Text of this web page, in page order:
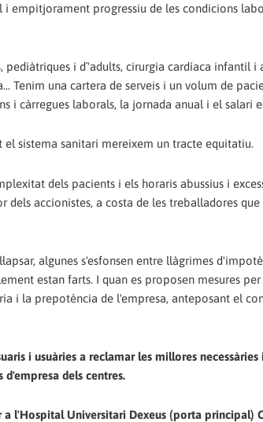
i empitjorament progressiu de les condicions
pediàtriques i d´'adults, cirurgia cardíaca
Tenim una cartera de serveis i un volum de
i càrregues laborals, la jornada anual i el salari
sistema sanitari mereixem un tracte equitatiu.
dels pacients i els horaris abussius i
dels accionistes, a costa de les treballadores
algunes s'esfonsen entre llàgrimes
estan farts. I quan es proposen mesures
i la prepotència de l'empresa, anteposant el
i usuàries a reclamar les millores
d'empresa dels centres.
l'Hospital Universitari Dexeus (porta principal)